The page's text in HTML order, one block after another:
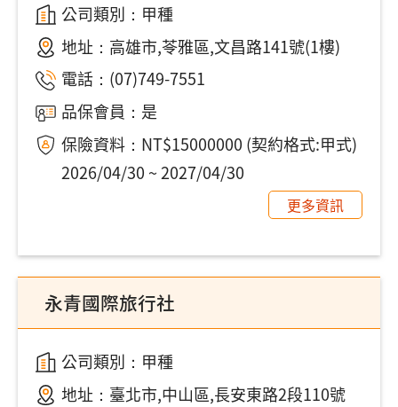
公司類別：甲種
地址： 高雄市,苓雅區,文昌路141號(1樓)
電話： (07)749-7551
品保會員：是
保險資料：NT$15000000 (契約格式:甲式)
2026/04/30 ~ 2027/04/30
更多資訊
永青國際旅行社
公司類別：甲種
地址： 臺北市,中山區,長安東路2段110號